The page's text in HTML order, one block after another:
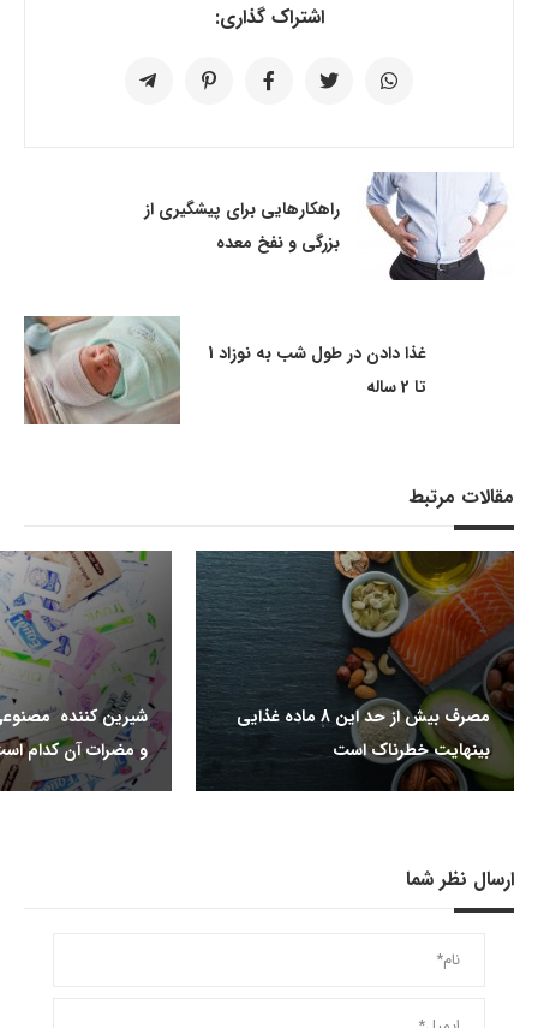
اشتراک گذاری:
راهکارهایی برای پیشگیری از
بزرگی و نفخ معده
غذا دادن در طول شب به نوزاد 1
تا 2 ساله
مقالات مرتبط
مصرف بیش از حد این 8 ماده غذایی
بینهایت خطرناک است
شیرین کننده
و مضرات آن کدام
ارسال نظر شما